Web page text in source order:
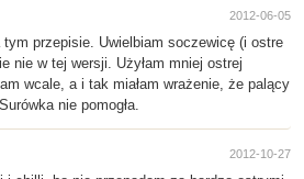
2012-06-05
tym przepisie. Uwielbiam soczewicę (i ostre
nie w tej wersji. Użyłam mniej ostrej
wcale, a i tak miałam wrażenie, że palący
nie pomogła.
2012-10-27